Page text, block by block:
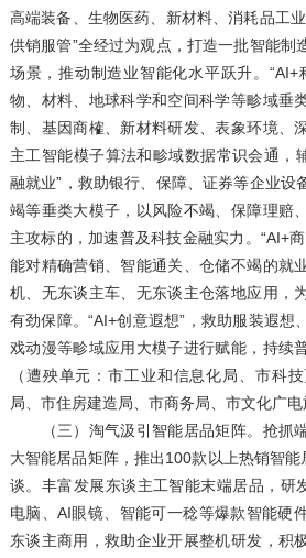
高端装备、生物医药、新材料、消耗品工
供销服管”全经过为观点，打造一批智能制
场景，推动制造业智能化水平跃升。“AI+
物、材料、地球科学和空间科学等畛域垂
制、基因商榷、新材料研发、表象环境、
主工智能模子算法和畛域数据常识会通，
融就业”，救助银行、保障、证券等企业设
竭等垂类大模子，以风险不竭、保障理赔
主攻标的，加速普及科技金融实力。“AI+
能对精确营销、智能通关、仓储不竭的就
机、无东谈主车、无东谈主仓落地应用，
有劲保障。“AI+创意遐想”，救助服装遐想
戏动漫等畛域应用大模子进行赋能，持续
（遭殃单元：市工业和信息化局、市科
局、市住房建造局、市商务局、市文化广电
（三）淘气汲引智能居品矩阵。抢抓
大智能居品矩阵，推出100款以上热销智能
谈。丰富发展东谈主工智能末端居品，研
电脑、AI眼镜、智能可一稔等爆款智能硬
东谈主商用，救助企业开展整机研发，积